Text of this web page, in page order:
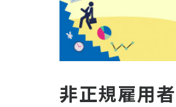
非正規雇用